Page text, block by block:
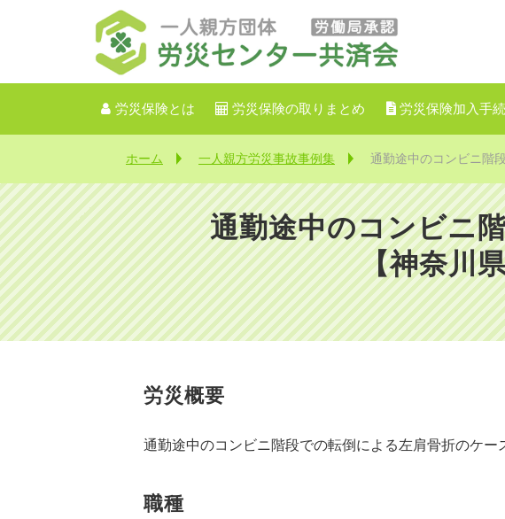
労災保険とは 労災保険の取りまとめ 労災保険加入手
ホーム 一人親方労災事故事例集 通勤途中のコンビニ階
通勤途中のコンビニ
【神奈川
労災概要
通勤途中のコンビニ階段での転倒による左肩骨折のケー
職種